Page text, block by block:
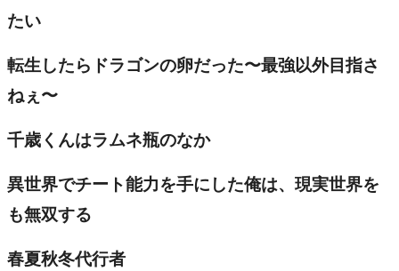
たい
転生したらドラゴンの卵だった〜最強以外目指さ
ねぇ〜
千歳くんはラムネ瓶のなか
異世界でチート能力を手にした俺は、現実世界を
も無双する
春夏秋冬代行者